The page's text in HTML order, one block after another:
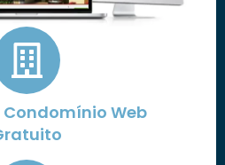
Web